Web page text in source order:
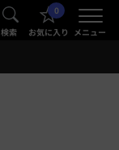
検索
0
お気に入り メニュー
®